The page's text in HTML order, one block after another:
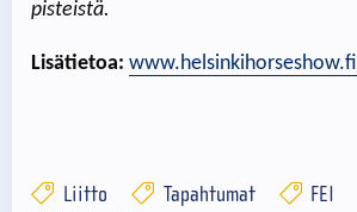
pisteistä.
Lisätietoa: www.helsinkihorseshow.fi
Liitto Tapahtumat
FEI